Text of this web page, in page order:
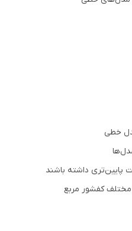
خطی
داشته باشند
کفشور مربع